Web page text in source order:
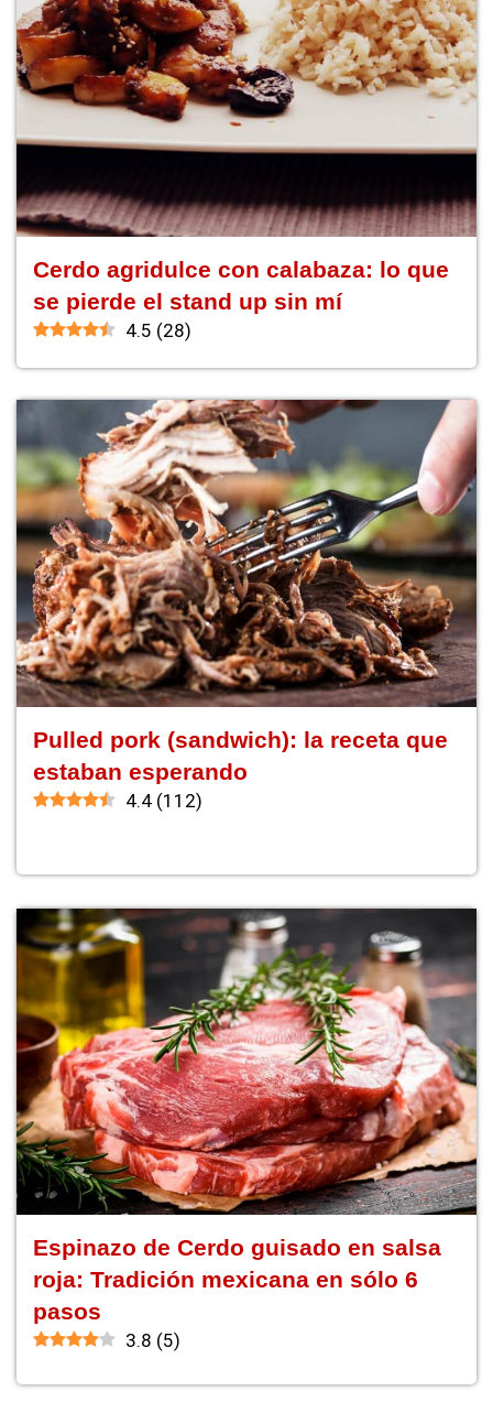
Cerdo agridulce con calabaza: lo que
se pierde el stand up sin mí
4.5 (28)
Pulled pork (sandwich): la receta que
estaban esperando
4.4 (112)
Espinazo de Cerdo guisado en salsa
roja: Tradición mexicana en sólo 6
pasos
3.8 (5)